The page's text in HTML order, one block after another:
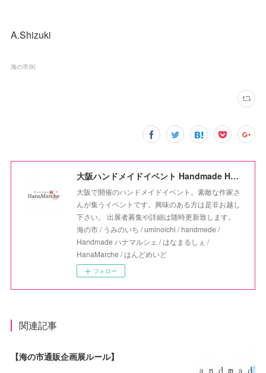
A.Shizuki
海の市(9)
大阪ハンドメイドイベント Handmade HanaMarche
大阪で開催のハンドメイドイベント。素敵な作家さ
んが集うイベントです。興味のある方は是非お越し
下さい。 出展者募集や詳細は随時更新致します。
海の市 / うみのいち / uminoichi / handmede /
Handmade ハナマルシェ / はなまるしぇ /
HanaMarche / はんどめいど
フォロー
関連記事
【海の市通販企画展ルール】